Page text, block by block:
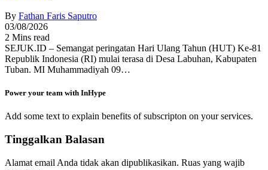
By Fathan Faris Saputro
03/08/2026
2 Mins read
SEJUK.ID – Semangat peringatan Hari Ulang Tahun (HUT) Ke-81
Republik Indonesia (RI) mulai terasa di Desa Labuhan, Kabupaten
Tuban. MI Muhammadiyah 09…
Power your team with InHype
Add some text to explain benefits of subscripton on your services.
Tinggalkan Balasan
Alamat email Anda tidak akan dipublikasikan. Ruas yang wajib